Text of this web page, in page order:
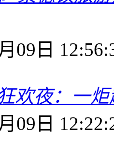
09日
欢夜：一
09日